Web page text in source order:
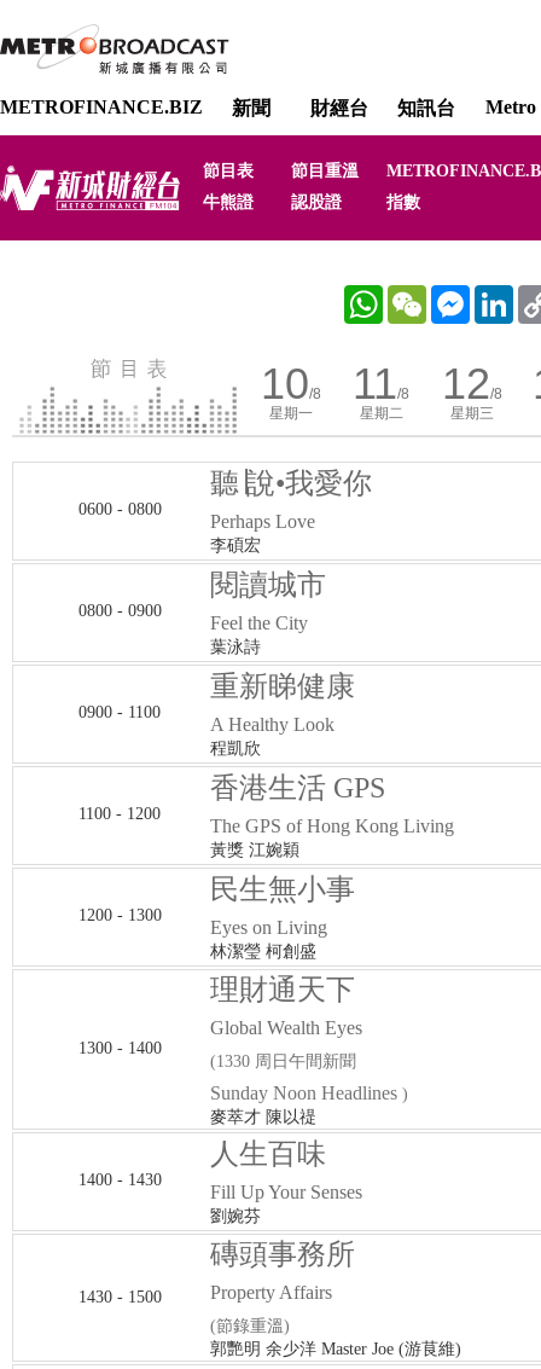
METROFINANCE.BIZ 新聞 財經台 知訊台 Metro
節目表 節目重溫
牛熊證
認股證 指數
WhatsAppWeChat Messenger
10/8
星期一
11/8
星期二
12/8
星期三
0600 - 0800
聽∣說•我愛你
Perhaps Love
李碩宏
0800 - 0900
閱讀城市
Feel the City
葉泳詩
0900 - 1100
重新睇健康
A Healthy Look
程凱欣
1100 - 1200
香港生活 GPS
The GPS of Hong Kong Living
黃獎 江婉穎
1200 - 1300
民生無小事
Eyes on Living
林潔瑩 柯創盛
1300 - 1400
理財通天下
Global Wealth Eyes
(1330 周日午間新聞
Sunday Noon Headlines )
麥萃才 陳以禔
1400 - 1430
人生百味
Fill Up Your Senses
劉婉芬
1430 - 1500
磚頭事務所
Property Affairs
(節錄重溫)
郭艷明 余少洋 Master Joe (游茛維)